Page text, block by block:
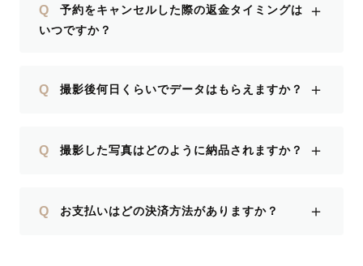
Q
予約をキャンセルした際の返金タイミングは
いつですか？
＋
Q 撮影後何日くらいでデータはもらえますか？ ＋
Q 撮影した写真はどのように納品されますか？ ＋
Q お支払いはどの決済方法がありますか？ ＋